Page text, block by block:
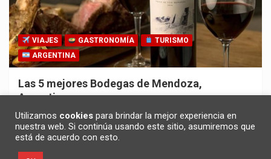
VIAJES GASTRONOMÍA
TURISMO
ARGENTINA
Las 5 mejores Bodegas de Mendoza,
Argentina
30/10/2025 Redacción
Utilizamos cookies para brindar la mejor experiencia en
nuestra web. Si continúa usando este sitio, asumiremos que
está de acuerdo con esto.